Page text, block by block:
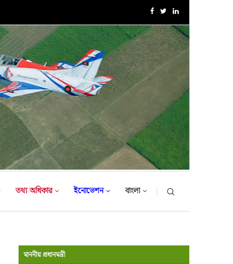
এক্সারসাইজ টাইগার লাইটনিং-২০২৬ এর উদ্বোধনী অনুষ্ঠান
তথ্য অধিকার ইনোভেশন বাংলা
মাননীয় প্রধানমন্রী